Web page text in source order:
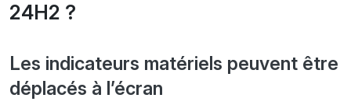
24H2 ?
Les indicateurs matériels peuvent être
déplacés à l’écran